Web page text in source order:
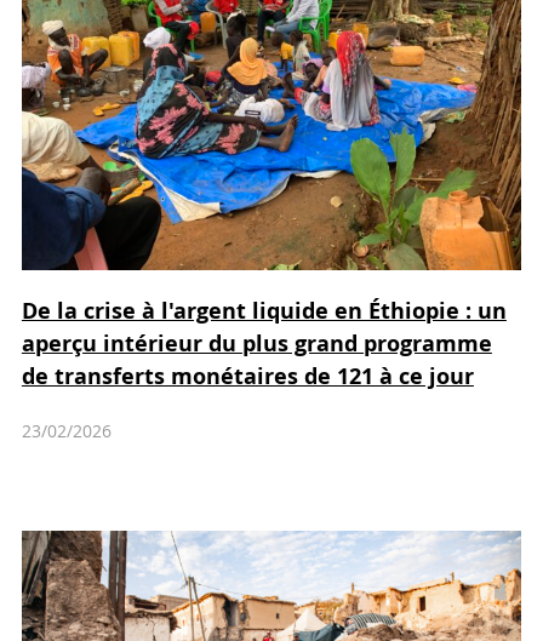
De la crise à l'argent liquide en Éthiopie : un
aperçu intérieur du plus grand programme
de transferts monétaires de 121 à ce jour
23/02/2026